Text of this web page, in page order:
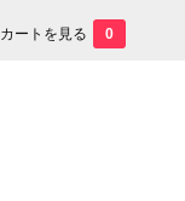
カートを見る 0